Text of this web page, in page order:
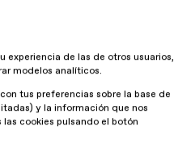
experiencia de las de otros usuarios,
modelos analíticos.
tus preferencias sobre la base de
y la información que nos
cookies pulsando el botón